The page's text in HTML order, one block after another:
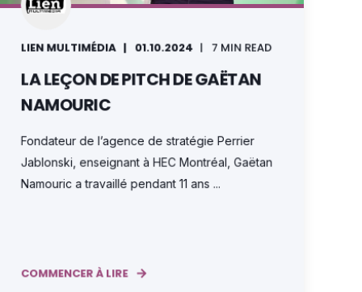
LIEN MULTIMÉDIA 01.10.2024 7 MIN READ
LA LEÇON DE PITCH DE GAËTAN
NAMOURIC
Fondateur de l’agence de stratégie Perrier
Jablonski, enseignant à HEC Montréal, Gaëtan
Namouric a travaillé pendant 11 ans ...
COMMENCER À LIRE